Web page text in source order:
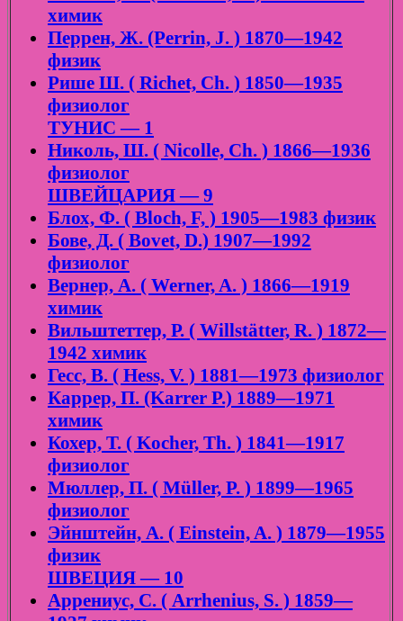
химик
Перрен, Ж. (Perrin, J. ) 1870—1942
физик
Рише Ш. ( Richet, Ch. ) 1850—1935
физиолог
ТУНИС — 1
Николь, Ш. ( Nicolle, Ch. ) 1866—1936
физиолог
ШВЕЙЦАРИЯ — 9
Блох, Ф. ( Bloch, F, ) 1905—1983 физик
Бове, Д. ( Bovet, D.) 1907—1992
физиолог
Вернер, А. ( Werner, A. ) 1866—1919
химик
Вильштеттер, Р. ( Willstätter, R. ) 1872—
1942 химик
Гесс, В. ( Hess, V. ) 1881—1973 физиолог
Каррер, П. (Karrer P.) 1889—1971
химик
Кохер, Т. ( Kocher, Th. ) 1841—1917
физиолог
Мюллер, П. ( Müller, P. ) 1899—1965
физиолог
Эйнштейн, А. ( Einstein, A. ) 1879—1955
физик
ШВЕЦИЯ — 10
Аррениус, С. ( Arrhenius, S. ) 1859—